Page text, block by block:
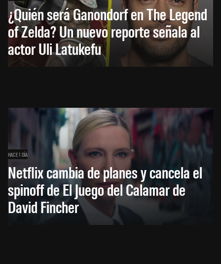
¿Quién será Ganondorf en The Legend
of Zelda? Un nuevo reporte señala al
actor Uli Latukefu
HACE 1 DÍA
Netflix cambia de planes y cancela el
spinoff de El Juego del Calamar de
David Fincher